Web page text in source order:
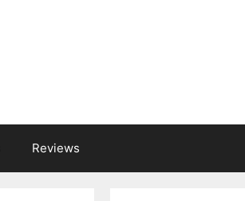
Reviews